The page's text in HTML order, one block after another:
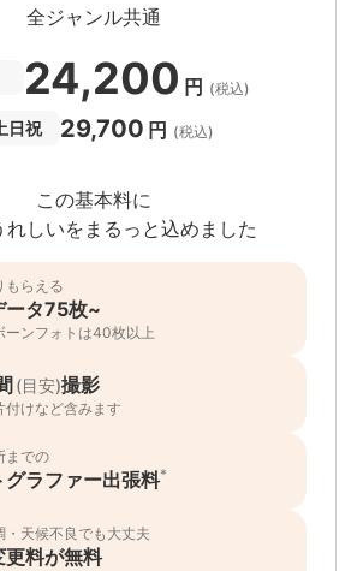
全ジャンル共通
24,200 円 (税込)
日祝 29,700 円 (税込)
この基本料に
れしいをまるっと込めました
もらえる
ータ75枚~
ーンフォトは40枚以上
(目安)撮影
付けなど含みます
までの
グラファー出張料*
・天候不良でも大丈夫
更料が無料